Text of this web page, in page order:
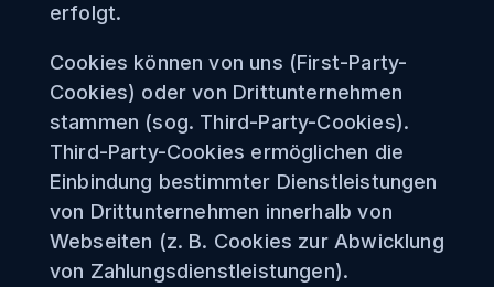
erfolgt.
Cookies können von uns (First-Party-
Cookies) oder von Drittunternehmen
stammen (sog. Third-Party-Cookies).
Third-Party-Cookies ermöglichen die
Einbindung bestimmter Dienstleistungen
von Drittunternehmen innerhalb von
Webseiten (z. B. Cookies zur Abwicklung
von Zahlungsdienstleistungen).